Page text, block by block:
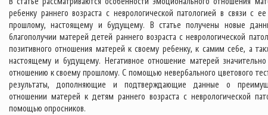
ребенку раннего возраста с неврологической патологией в связи с
прошлому, настоящему и будущему. В статье получены новые
благополучии матерей детей раннего возраста с неврологической
позитивного отношения матерей к своему ребенку, к самим себе, а
настоящему и будущему. Негативное отношение матерей
отношению к своему прошлому. С помощью невербального цветового
результаты, дополняющие и подтверждающие данные о
отношении матерей к детям раннего возраста с неврологической
помощью опросников.